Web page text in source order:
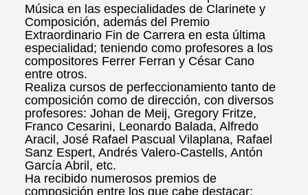
Música en las especialidades de Clarinete y
Composición, además del Premio
Extraordinario Fin de Carrera en esta última
especialidad; teniendo como profesores a los
compositores Ferrer Ferran y César Cano
entre otros.
Realiza cursos de perfeccionamiento tanto de
composición como de dirección, con diversos
profesores: Johan de Meij, Gregory Fritze,
Franco Cesarini, Leonardo Balada, Alfredo
Aracil, José Rafael Pascual Vilaplana, Rafael
Sanz Espert, Andrés Valero-Castells, Antón
García Abril, etc.
Ha recibido numerosos premios de
composición entre los que cabe destacar: